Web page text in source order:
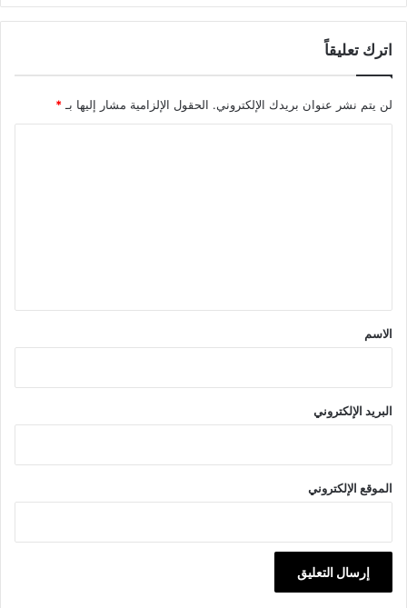
اترك تعليقاً
لن يتم نشر عنوان بريدك الإلكتروني. الحقول الإلزامية مشار إليها بـ *
*
الاسم
البريد الإلكتروني
الموقع الإلكتروني